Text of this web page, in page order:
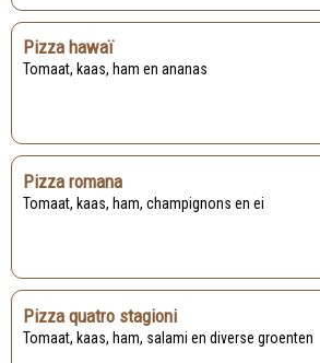
Pizza hawaï
Tomaat, kaas, ham en ananas
Pizza romana
Tomaat, kaas, ham, champignons en ei
Pizza quatro stagioni
Tomaat, kaas, ham, salami en diverse groenten